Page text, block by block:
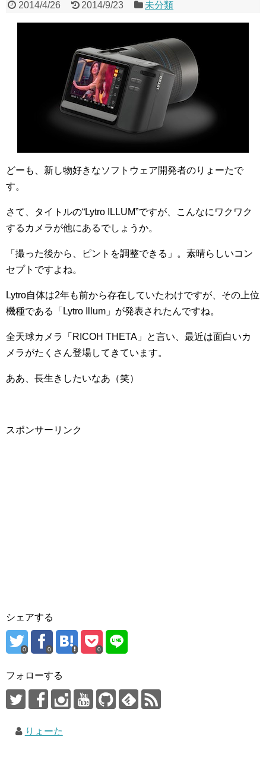
2014/4/26 2014/9/23 未分類
どーも、新し物好きなソフトウェア開発者のりょーたで
す。
さて、タイトルの“Lytro ILLUM”ですが、こんなにワクワク
するカメラが他にあるでしょうか。
「撮った後から、ピントを調整できる」。素晴らしいコン
セプトですよね。
Lytro自体は2年も前から存在していたわけですが、その上位
機種である「Lytro Illum」が発表されたんですね。
全天球カメラ「RICOH THETA」と言い、最近は面白いカ
メラがたくさん登場してきています。
ああ、長生きしたいなあ（笑）
スポンサーリンク
シェアする
0 0 0
フォローする
りょーた